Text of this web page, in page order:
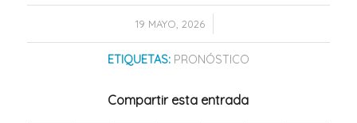
19 MAYO, 2026
/
ETIQUETAS: PRONÓSTICO
Compartir esta entrada